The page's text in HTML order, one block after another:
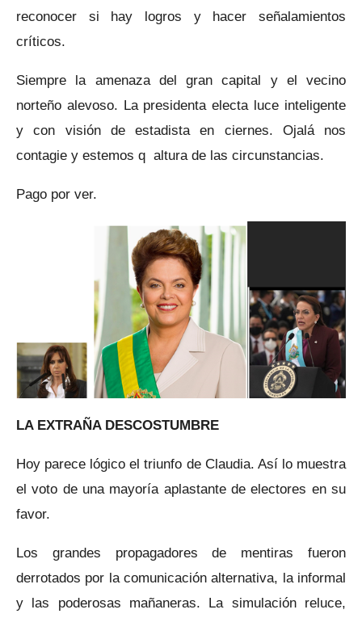
reconocer si hay logros y hacer señalamientos
críticos.
Siempre la amenaza del gran capital y el vecino
norteño alevoso. La presidenta electa luce inteligente
y con visión de estadista en ciernes. Ojalá nos
contagie y estemos q altura de las circunstancias.
Pago por ver.
LA EXTRAÑA DESCOSTUMBRE
Hoy parece lógico el triunfo de Claudia. Así lo muestra
el voto de una mayoría aplastante de electores en su
favor.
Los grandes propagadores de mentiras fueron
derrotados por la comunicación alternativa, la informal
y las poderosas mañaneras. La simulación reluce,